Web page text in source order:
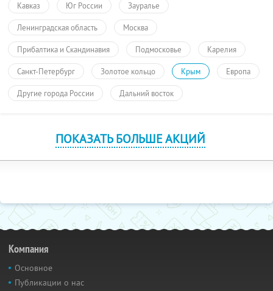
Кавказ Юг России Зауралье
Ленинградская область Москва
Прибалтика и Скандинавия Подмосковье Карелия
Санкт-Петербург Золотое кольцо Крым Европа
Другие города России Дальний восток
ПОКАЗАТЬ БОЛЬШЕ АКЦИЙ
Компания
Основное
Публикации о нас